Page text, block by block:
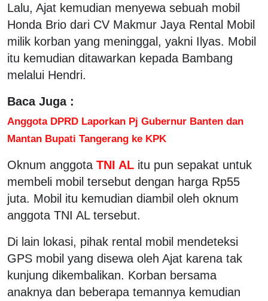
Lalu, Ajat kemudian menyewa sebuah mobil
Honda Brio dari CV Makmur Jaya Rental Mobil
milik korban yang meninggal, yakni Ilyas. Mobil
itu kemudian ditawarkan kepada Bambang
melalui Hendri.
Baca Juga :
Anggota DPRD Laporkan Pj Gubernur Banten dan
Mantan Bupati Tangerang ke KPK
Oknum anggota TNI AL itu pun sepakat untuk
membeli mobil tersebut dengan harga Rp55
juta. Mobil itu kemudian diambil oleh oknum
anggota TNI AL tersebut.
Di lain lokasi, pihak rental mobil mendeteksi
GPS mobil yang disewa oleh Ajat karena tak
kunjung dikembalikan. Korban bersama
anaknya dan beberapa temannya kemudian